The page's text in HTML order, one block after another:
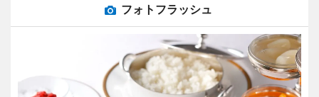
フォトフラッシュ